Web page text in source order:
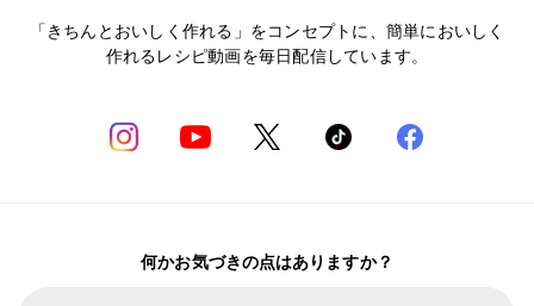
「きちんとおいしく作れる」をコンセプトに、簡単においしく
作れるレシピ動画を毎日配信しています。
何かお気づきの点はありますか？